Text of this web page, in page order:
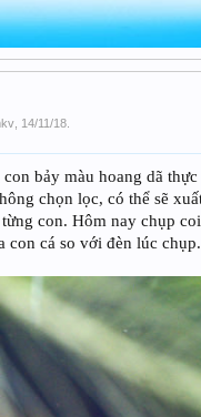
14/11/18
bảy màu hoang dã
chọn lọc, có thể sẽ
con. Hôm nay chụp
con cá so với đèn lúc